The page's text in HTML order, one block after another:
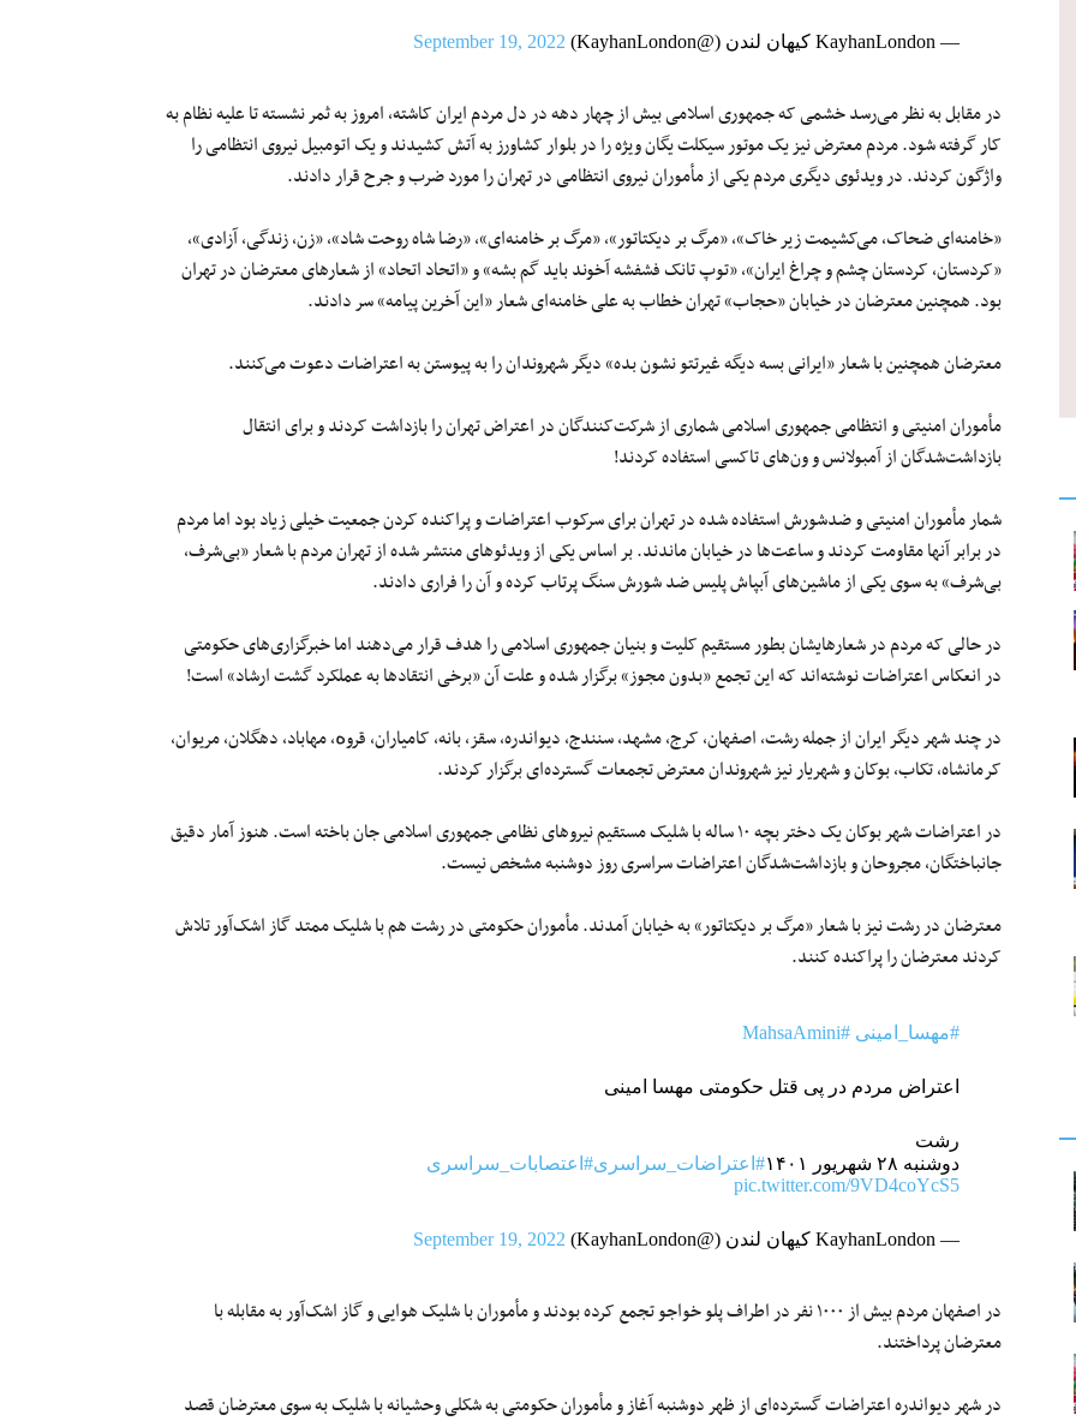
— KayhanLondon کیهان لندن (@KayhanLondon) September 19, 2022
در مقابل به نظر می‌رسد خشمی که جمهوری اسلامی بیش از چهار دهه در دل مردم ایران کاشته، امروز به ثمر نشسته تا علیه نظام به
کار گرفته شود. مردم معترض نیز یک موتور سیکلت یگان ویژه را در بلوار کشاورز به آتش کشیدند و یک اتومبیل نیروی انتظامی را
واژگون کردند. در ویدئوی دیگری مردم یکی از مأموران نیروی انتظامی در تهران را مورد ضرب و جرح قرار دادند.
«خامنه‌ای ضحاک، می‌کشیمت زیر خاک»، «مرگ بر دیکتاتور»، «مرگ بر خامنه‌ای»، «‌رضا شاه روحت شاد»، «زن، زندگی، آزادی»،
«کردستان، کردستان چشم و چراغ ایران»، «توپ تانک فشفشه آخوند باید گم بشه» و «اتحاد اتحاد» از شعار‌های معترضان در تهران
بود. همچنین معترضان در خیابان «حجاب» تهران خطاب به علی خامنه‌ای شعار «‌این آخرین پیامه» سر دادند.
معترضان همچنین با شعار «ایرانی بسه دیگه غیرتتو نشون بده» دیگر شهروندان را به پیوستن به اعتراضات دعوت می‌کنند.
مأموران امنیتی و انتظامی جمهوری اسلامی شماری از شرکت‌کنندگان در اعتراض تهران را بازداشت کردند و برای انتقال
بازداشت‌شدگان از آمبولانس و ون‎‌های تاکسی استفاده کردند!
شمار مأموران امنیتی و ضدشورش استفاده شده در تهران برای سرکوب اعتراضات و پراکنده کردن جمعیت خیلی زیاد بود اما مردم
در برابر آنها مقاومت کردند و ساعت‌ها در خیابان ماندند. بر اساس یکی از ویدئوهای منتشر شده از تهران مردم با شعار «بی‌شرف،
بی‌شرف» به سوی یکی از ماشین‌های آبپاش پلیس ضد شورش سنگ پرتاب کرده و آن را فراری دادند.
در حالی که مردم در شعارهایشان بطور مستقیم کلیت و بنیان جمهوری اسلامی را هدف قرار می‌دهند اما خبرگزاری‌های حکومتی
در انعکاس اعتراضات نوشته‌اند که این تجمع «بدون مجوز» برگزار شده و علت آن «برخی انتقادها به عملکرد گشت ارشاد» است!
در چند شهر دیگر ایران از جمله رشت، اصفهان، کرج، مشهد، سنندج، دیواندره، سقز، بانه، کامیاران، قروە، مهاباد، دهگلان، مریوان،
کرمانشاه، تکاب، بوکان و شهریار نیز شهروندان معترض تجمعات گسترده‌ای برگزار کردند.
در اعتراضات شهر بوکان یک دختر بچه ۱۰ ساله با شلیک مستقیم نیروهای نظامی جمهوری اسلامی جان باخته است. هنوز آمار دقیق
جانباختگان، مجروحان و بازداشت‌شدگان اعتراضات سراسری روز دوشنبه مشخص نیست.
معترضان در رشت نیز با شعار «مرگ بر دیکتاتور» به خیابان آمدند. مأموران حکومتی در رشت هم با شلیک ممتد گاز اشک‌آور تلاش
کردند معترضان را پراکنده کنند.
#مهسا_امینی #MahsaAmini
اعتراض مردم در پی قتل حکومتی مهسا امینی
رشت
دوشنبه ۲۸ شهریور ۱۴۰۱
#اعتراضات_سراسری#اعتصابات_سراسری
pic.twitter.com/9VD4coYcS5
— KayhanLondon کیهان لندن (@KayhanLondon) September 19, 2022
در اصفهان مردم بیش از ۱۰۰۰ نفر در اطراف پلو خواجو تجمع کرده بودند و مأموران با شلیک هوایی و گاز اشک‌آور به مقابله با
معترضان پرداختند.
در شهر دیواندره اعتراضات گسترده‌ای از ظهر دوشنبه آغاز و مأموران حکومتی به شکلی وحشیانه با شلیک به سوی معترضان قصد